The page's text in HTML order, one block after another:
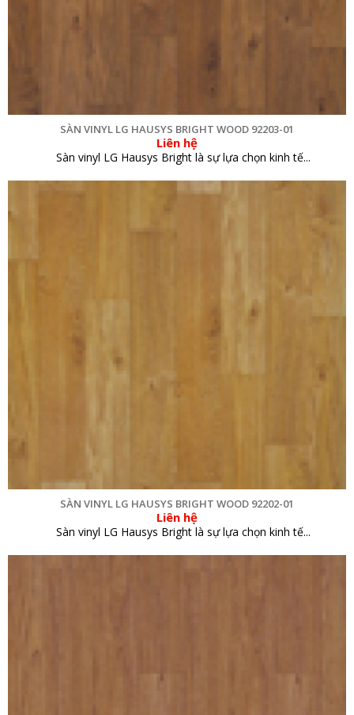
SÀN VINYL LG HAUSYS BRIGHT WOOD 92203-01
Liên hệ
Sàn vinyl LG Hausys Bright là sự lựa chọn kinh tế...
SÀN VINYL LG HAUSYS BRIGHT WOOD 92202-01
Liên hệ
Sàn vinyl LG Hausys Bright là sự lựa chọn kinh tế...